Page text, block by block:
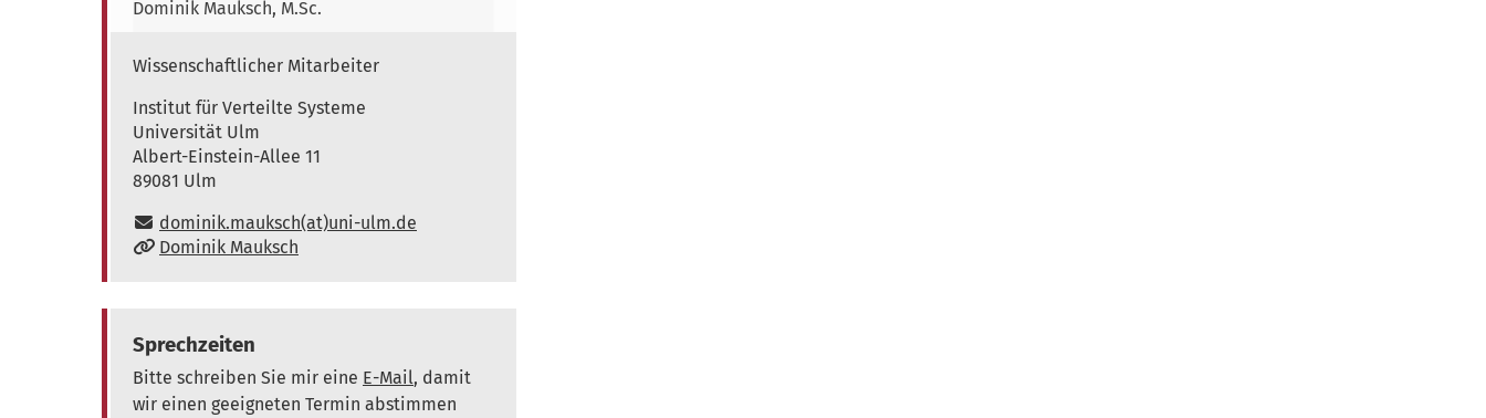
Dominik Mauksch, M.Sc.
Wissenschaftlicher Mitarbeiter
Institute of Distributed Systems
Institut für Verteilte Systeme
Universität Ulm
Albert-Einstein-Allee 11
89081 Ulm
E-Mail:
dominik.mauksch(at)uni-ulm.de
www:
Dominik Mauksch
Sprechzeiten
Bitte schreiben Sie mir eine E-Mail, damit
wir einen geeigneten Termin abstimmen